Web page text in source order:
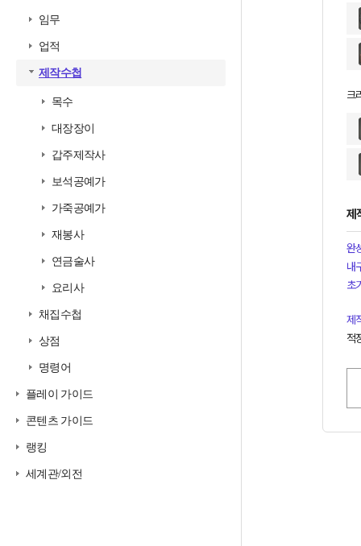
임무
업적
제작수첩
목수
대장장이
갑주제작사
보석공예가
가죽공예가
재봉사
연금술사
요리사
채집수첩
상점
명령어
플레이 가이드
콘텐츠 가이드
랭킹
세계관/외전
크
제
완
내
초
제
적